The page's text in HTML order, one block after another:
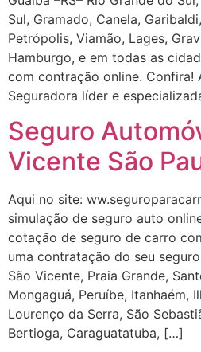
Sul, Gramado, Canela,
Petrópolis, Viamão, Lages,
Hamburgo, e em todas as
com contração online. Confira!
Seguradora líder e
Seguro
Vicente São
Aqui no site:
simulação de seguro auto
cotação de seguro de carro
uma contratação do seu
São Vicente, Praia Grande,
Mongaguá, Peruíbe, Itanhaém,
Lourenço da Serra, São
Bertioga, Caraguatatuba, […]